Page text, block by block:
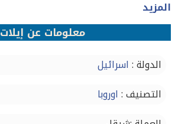
المزيد
معلومات عن إيلات
الدولة : اسرائيل
التصنيف : اوروبا